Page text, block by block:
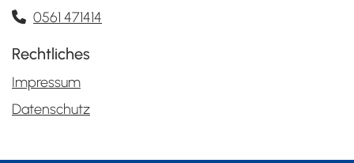
 0561 471414
Rechtliches
Impressum
Datenschutz